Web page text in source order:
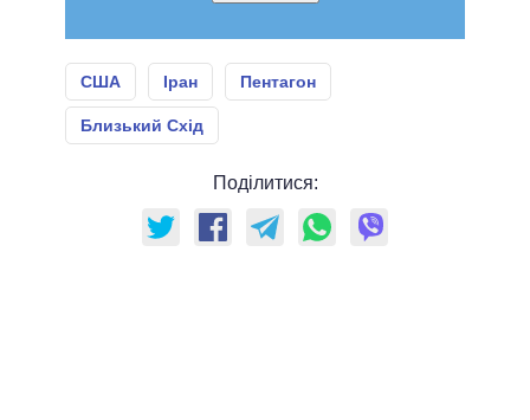
США Іран Пентагон
Близький Схід
Поділитися: